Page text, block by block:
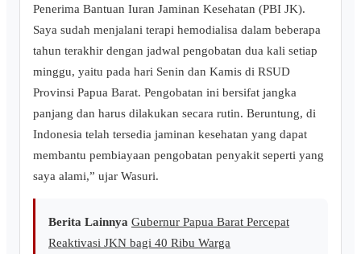
Penerima Bantuan Iuran Jaminan Kesehatan (PBI JK).
Saya sudah menjalani terapi hemodialisa dalam beberapa
tahun terakhir dengan jadwal pengobatan dua kali setiap
minggu, yaitu pada hari Senin dan Kamis di RSUD
Provinsi Papua Barat. Pengobatan ini bersifat jangka
panjang dan harus dilakukan secara rutin. Beruntung, di
Indonesia telah tersedia jaminan kesehatan yang dapat
membantu pembiayaan pengobatan penyakit seperti yang
saya alami,” ujar Wasuri.
Berita Lainnya Gubernur Papua Barat Percepat
Reaktivasi JKN bagi 40 Ribu Warga